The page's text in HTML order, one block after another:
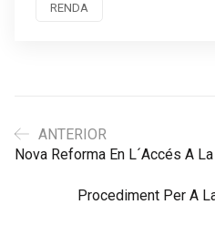
RENDA
ANTERIOR
Nova Reforma En L´accés A
Procediment Per A